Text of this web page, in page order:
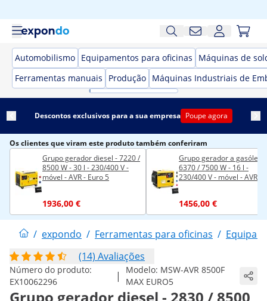
Automobilismo Equipamentos para oficinas
Máquinas de
Ferramentas manuais
Produção Máquinas Industriais de
Descontos exclusivos para a sua empresa Poupe agora
Os clientes que viram este produto também conferiram
Grupo gerador diesel - 7220 /
8500 W - 30 l - 230/400 V -
móvel - AVR - Euro 5
1936,00 €
Grupo gerador a gasóleo -
6370 / 7500 W - 16 l -
230/400 V - móvel - AVR -
1456,00 €
/ expondo / Ferramentas para oficinas /
(14) Avaliações
Número do produto:
EX10062296
| Modelo: MSW-AVR 8500F
MAX EURO5